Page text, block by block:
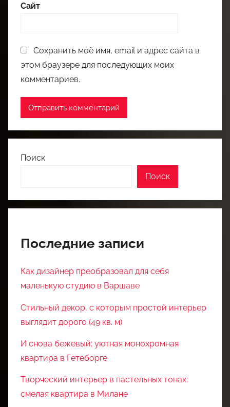
Сайт
Сохранить моё имя, email и адрес сайта в
этом браузере для последующих моих
комментариев.
Поиск
Поиск
Последние записи
Как дизайнер преобразовал для себя
маленькую студию в Варшаве
Стильный декор, с которым простой интерьер
выглядит дорого (49 кв. м)
И снова бежевый: уютная монохромная
квартира в Гетеборге
Творческий интерьер в пастельных тонах:
смелая квартира в Милане